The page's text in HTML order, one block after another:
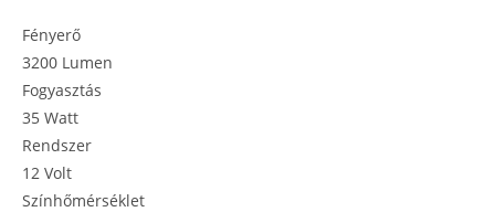
Fényerő
3200 Lumen
Fogyasztás
35 Watt
Rendszer
12 Volt
Színhőmérséklet